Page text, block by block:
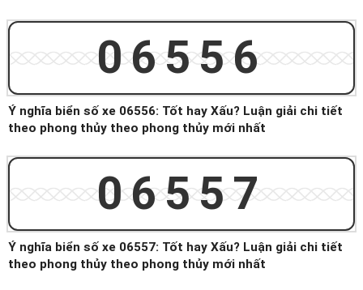
06556
Ý nghĩa biển số xe 06556: Tốt hay Xấu? Luận giải chi tiết
theo phong thủy theo phong thủy mới nhất
06557
Ý nghĩa biển số xe 06557: Tốt hay Xấu? Luận giải chi tiết
theo phong thủy theo phong thủy mới nhất